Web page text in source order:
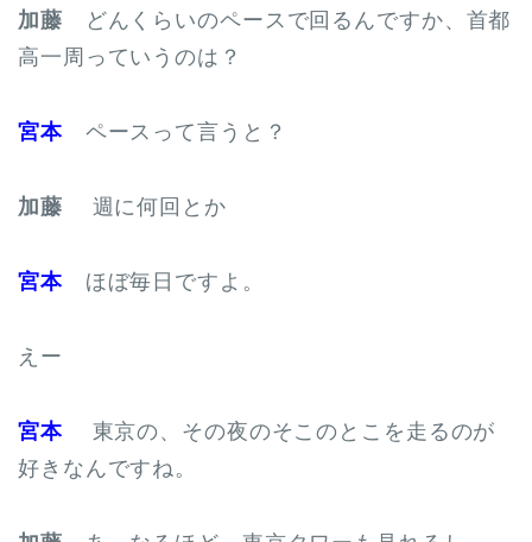
加藤 どんくらいのペースで回るんですか、首都
高一周っていうのは？
宮本ペースって言うと？
加藤 週に何回とか
宮本ほぼ毎日ですよ。
えー
宮本東京の、その夜のそこのとこを走るのが
好きなんですね。